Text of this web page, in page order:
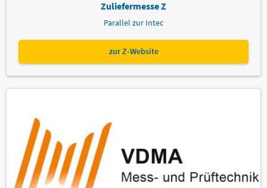
Zuliefermesse Z
Parallel zur Intec
zur Z-Website